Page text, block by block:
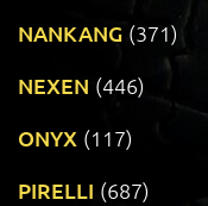
NANKANG (371)
NEXEN (446)
ONYX (117)
PIRELLI (687)